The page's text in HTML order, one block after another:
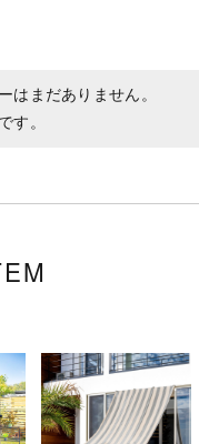
はまだありません。
す。